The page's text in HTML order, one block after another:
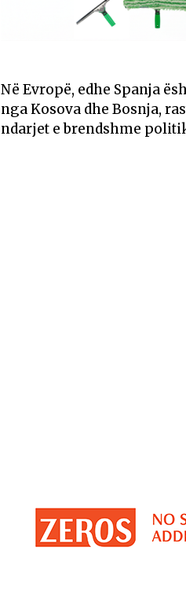
Në Evropë, edhe Spanja
nga Kosova dhe Bosnja,
ndarjet e brendshme